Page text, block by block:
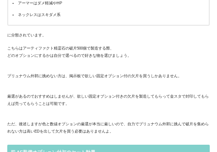
アーマーはダメ軽減やHP
ネックレスはスキダメ系
に分類されています。
こちらはアーティファクト精霊石の破片500個で製造する際、
どのオプションにするかは自分で選べるので好きな物を選びましょう。
プリュナウム外郭に挑めない方は、掲示板で欲しい固定オプション付の欠片を買うしかありません。
厳選があるのでおすすめはしませんが、欲しい固定オプション付きの欠片を製造してもらって金スタで封印してもら
えば売ってもらうことは可能です。
ただ、後述しますが色と数値オプションの厳選が本当に厳しいので、自力でプリュナウム外郭に挑んで破片を集めら
れない方は高いEDを出して欠片を買う必要はありませんよ。